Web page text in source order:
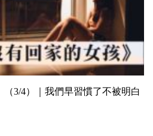
3/4）｜我們早習慣了不被明白